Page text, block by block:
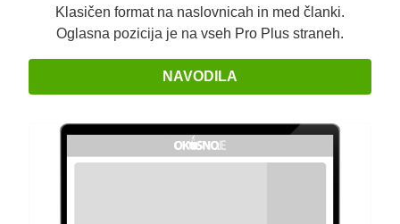
Klasičen format na naslovnicah in med članki.
Oglasna pozicija je na vseh Pro Plus straneh.
NAVODILA